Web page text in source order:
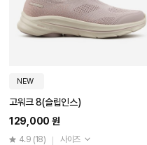
NEW
고워크 8(슬립인스)
129,000 원
4.9 (18) 사이즈